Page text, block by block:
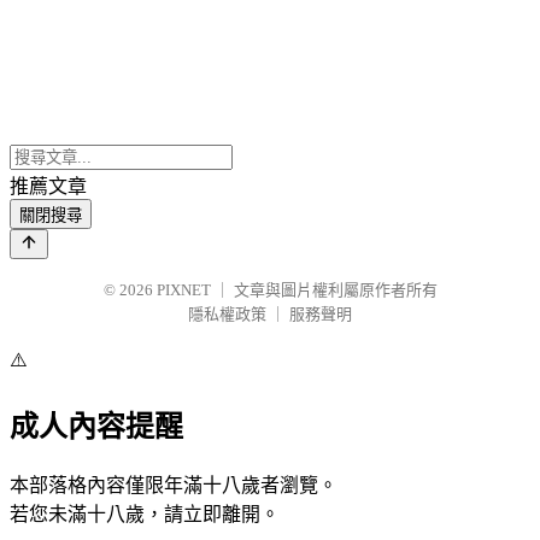
推薦文章
關閉搜尋
© 2026 PIXNET
文章與圖片權利屬原作者所有
隱私權政策
服務聲明
⚠️
成人內容提醒
本部落格內容僅限年滿十八歲者瀏覽。
若您未滿十八歲，請立即離開。